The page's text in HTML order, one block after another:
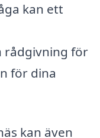
kan ett
rådgivning för
för dina
kan även